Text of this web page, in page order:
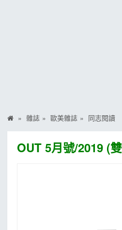
雜誌 歐美雜誌 同志閱讀
OUT 5月號/2019 (